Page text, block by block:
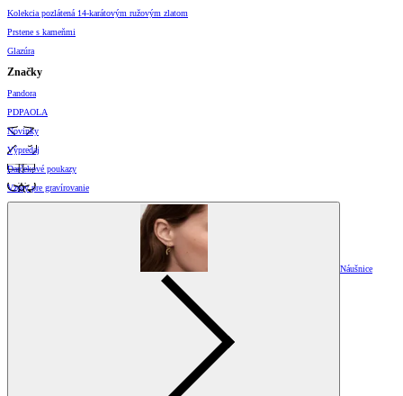
Kolekcia pozlátená 14-karátovým ružovým zlatom
Prstene s kameňmi
Glazúra
Značky
Pandora
PDPAOLA
Novinky
Výpredaj
Darčekové poukazy
Vzory pre gravírovanie
Náušnice